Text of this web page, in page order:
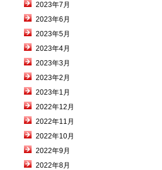
2023年7月
2023年6月
2023年5月
2023年4月
2023年3月
2023年2月
2023年1月
2022年12月
2022年11月
2022年10月
2022年9月
2022年8月